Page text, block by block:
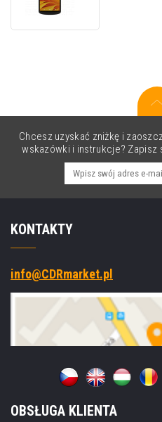
A6,
swap,
PTT,
BT,
WLAN,
5G,
NFC,,
2D,
BT,
5G,
NFC,
Android,
GMS
Chcesz uzyskać zniżkę i
wskazówki i instrukcje? Zapisz
KONTAKTY
info@CDRmarket.pl
OBSŁUGA KLIENTA